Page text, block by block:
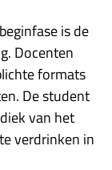
is de
Docenten
formats
De student
van het
verdrinken in